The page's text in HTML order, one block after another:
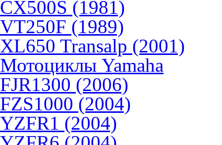
CX500S (1981)
VT250F (1989)
XL650 Transalp (2001)
Мотоциклы Yamaha
FJR1300 (2006)
FZS1000 (2004)
YZFR1 (2004)